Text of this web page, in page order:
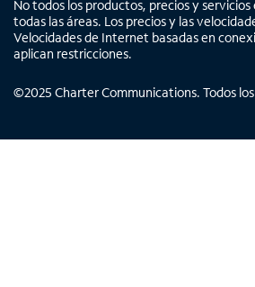
No todos los productos, precios y
todas las áreas. Los precios y las
Velocidades de Internet basadas en
aplican restricciones.
©2025 Charter Communications. Todos